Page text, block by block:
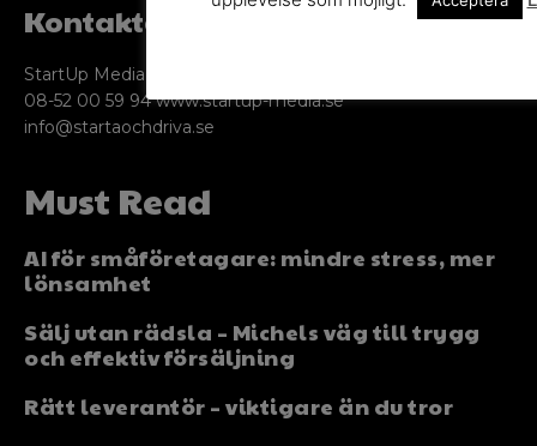
Kontakta oss
StartUp Media Karlbergs Strand 15, 171 73 Solna. Telefon
08-52 00 59 94 www.startup-media.se
info@startaochdriva.se
Must Read
AI för småföretagare: mindre stress, mer
lönsamhet
Sälj utan rädsla – Michels väg till trygg
och effektiv försäljning
Rätt leverantör – viktigare än du tror